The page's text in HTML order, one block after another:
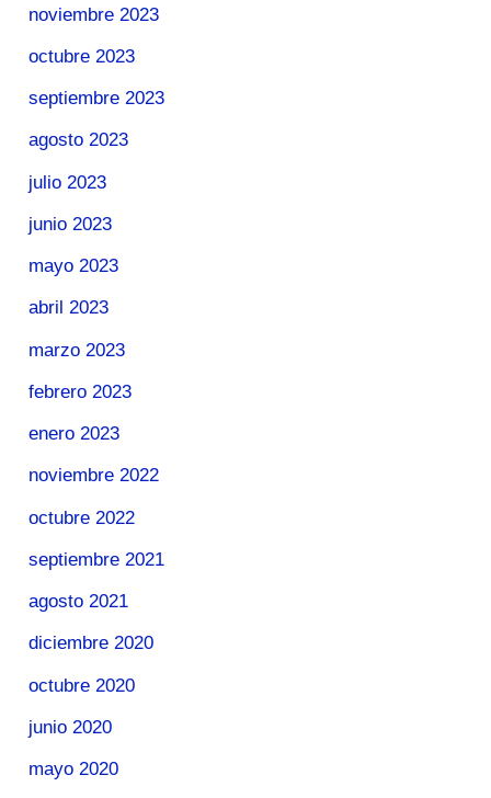
noviembre 2023
octubre 2023
septiembre 2023
agosto 2023
julio 2023
junio 2023
mayo 2023
abril 2023
marzo 2023
febrero 2023
enero 2023
noviembre 2022
octubre 2022
septiembre 2021
agosto 2021
diciembre 2020
octubre 2020
junio 2020
mayo 2020